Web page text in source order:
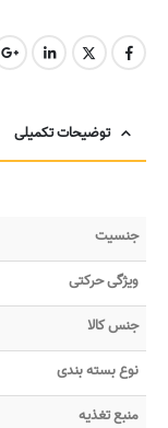
توضیحات تکمیلی
جنسیت
ویژگی حرکتی
جنس کالا
نوع بسته بندی
منبع تغذیه